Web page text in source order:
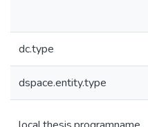
dc.type
dspace.entity.type